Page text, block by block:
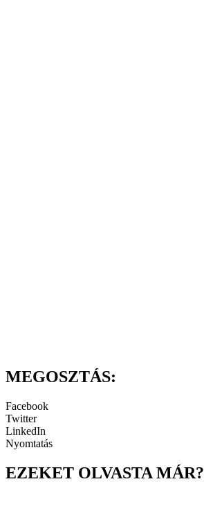
MEGOSZTÁS:
Facebook
Twitter
LinkedIn
Nyomtatás
EZEKET OLVASTA MÁR?